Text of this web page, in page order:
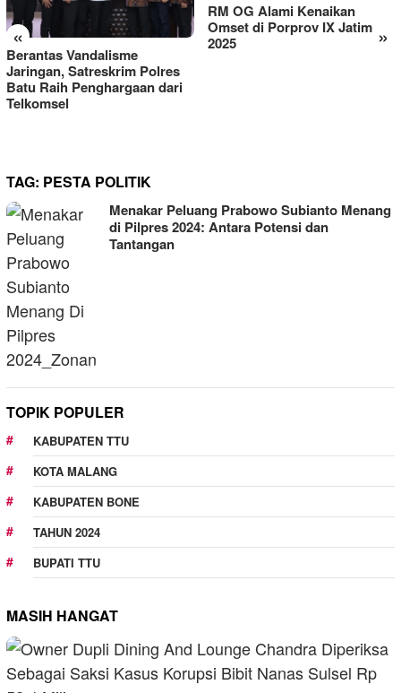
« »
Berantas Vandalisme
Jaringan, Satreskrim Polres
Batu Raih Penghargaan dari
Telkomsel
RM OG Alami Kenaikan
Omset di Porprov IX Jatim
2025
TAG: PESTA POLITIK
Menakar Peluang Prabowo Subianto Menang
di Pilpres 2024: Antara Potensi dan
Tantangan
TOPIK POPULER
KABUPATEN TTU
KOTA MALANG
KABUPATEN BONE
TAHUN 2024
BUPATI TTU
MASIH HANGAT